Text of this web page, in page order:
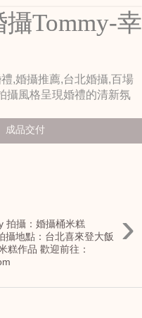
Tommy-幸
,婚攝推薦,台北婚攝,百場
攝風格呈現婚禮的清新氛
成品交付
›
拍攝：婚攝桶米糕
攝地點：台北喜來登大飯
糕作品 歡迎前往：